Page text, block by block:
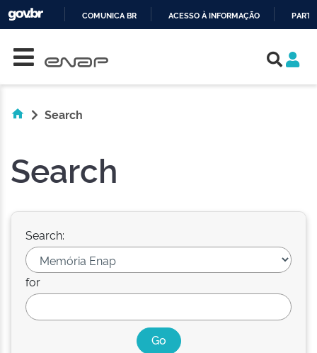
COMUNICA BR ACESSO À INFORMAÇÃO
Search
Search
Search:
for